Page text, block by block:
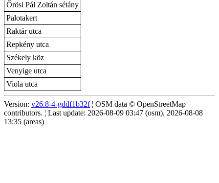
Őrösi Pál Zoltán sétány
Palotakert
Raktár utca
Repkény utca
Székely köz
Venyige utca
Viola utca
Version: v26.8-4-gddf1b32f¦ OSM data © OpenStreetMap
contributors. ¦ Last update: 2026-08-09 03:47 (osm), 2026-08-08
13:35 (areas)